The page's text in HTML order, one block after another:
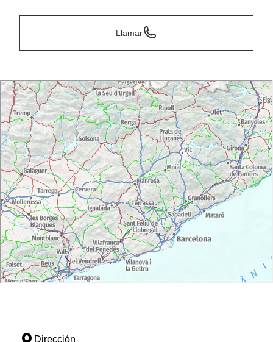
Llamar
Dirección